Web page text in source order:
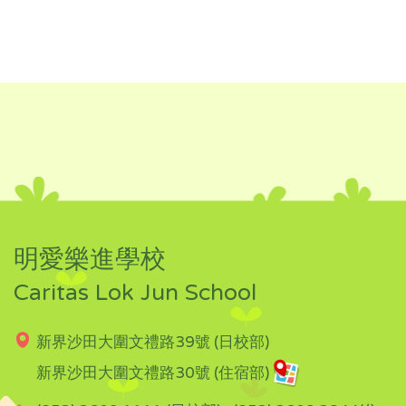
明愛樂進學校
Caritas Lok Jun School
新界沙田大圍文禮路39號 (日校部)
新界沙田大圍文禮路30號 (住宿部)